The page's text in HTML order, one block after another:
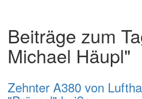
Beiträge zum
Michael Häupl"
Zehnter A380 von